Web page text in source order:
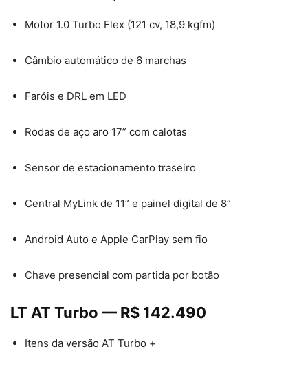
Motor 1.0 Turbo Flex (121 cv, 18,9 kgfm)
Câmbio automático de 6 marchas
Faróis e DRL em LED
Rodas de aço aro 17” com calotas
Sensor de estacionamento traseiro
Central MyLink de 11” e painel digital de 8”
Android Auto e Apple CarPlay sem fio
Chave presencial com partida por botão
LT AT Turbo — R$ 142.490
Itens da versão AT Turbo +